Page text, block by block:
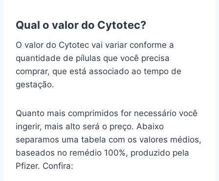
Qual o valor do Cytotec?
O valor do Cytotec vai variar conforme a
quantidade de pílulas que você precisa
comprar, que está associado ao tempo de
gestação.
Quanto mais comprimidos for necessário você
ingerir, mais alto será o preço. Abaixo
separamos uma tabela com os valores médios,
baseados no remédio 100%, produzido pela
Pfizer. Confira: